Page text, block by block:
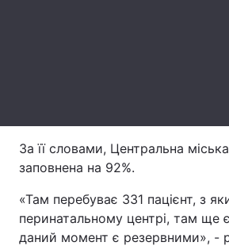
Архів Вакансії
Послуги
За її словами, Центральна міська
заповнена на 92%.
«Там перебуває 331 пацієнт, з
перинатальному центрі, там ще
даний момент є резервними», -